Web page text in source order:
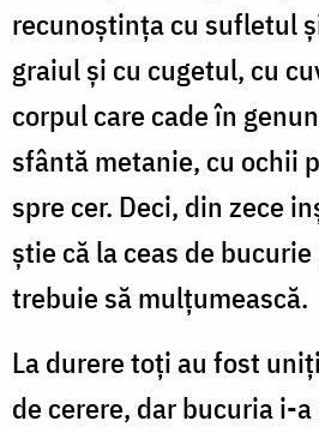
recunoştinţa cu sufletul
graiul şi cu cugetul, cu
corpul care cade în
sfântă metanie, cu ochii
spre cer. Deci, din zece
ştie că la ceas de
trebuie să mulţumească.
La durere toţi au fost
de cerere, dar bucuria i-